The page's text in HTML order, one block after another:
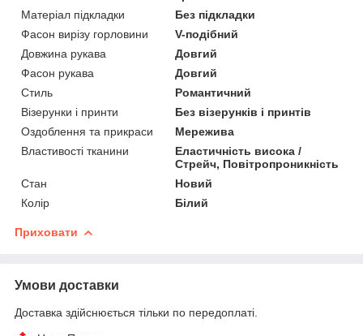
Матеріал підкладки
Без підкладки
Фасон вирізу горловини
V-подібний
Довжина рукава
Довгий
Фасон рукава
Довгий
Стиль
Романтичний
Візерунки і принти
Без візерунків і принтів
Оздоблення та прикраси
Мережива
Властивості тканини
Еластичність висока /
Стрейч, Повітропроникність
Стан
Новий
Колір
Білий
Приховати
Умови доставки
Доставка здійснюється тільки по передоплаті.